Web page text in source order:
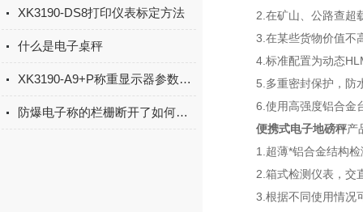
XK3190-DS8打印仪表标定方法
什么是电子桌秤
XK3190-A9+P称重显示器参数设置标定及打印设置
防爆电子称的栏栅断开了如何处理
2.在矿山、公路查超
3.在某些货物价值不高
4.标准配置为动态
5.多重密封保护，防水
6.使用高强度铝合金台
便携式电子地磅秤产
1.超薄*铝合金结构检
2.箱式检测仪表，交直
3.根据不同使用情况可